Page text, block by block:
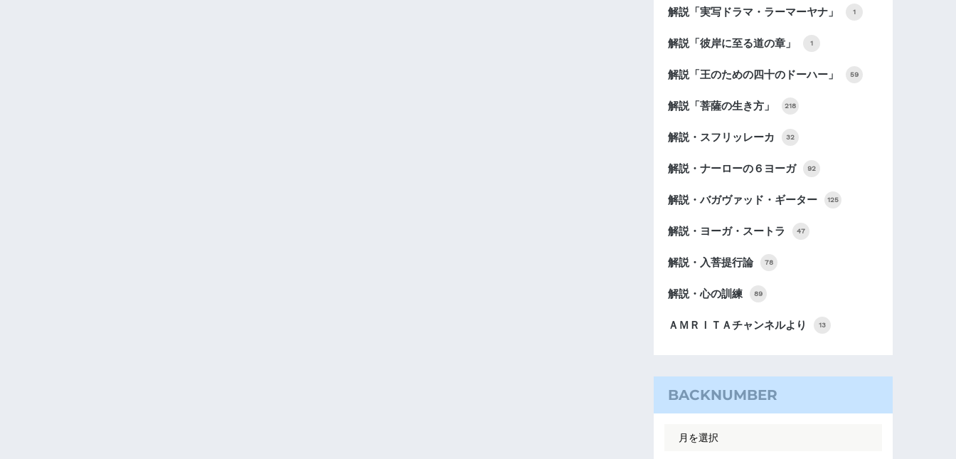
解説「実写ドラマ・ラーマーヤナ」 1
解説「彼岸に至る道の章」 1
解説「王のための四十のドーハー」 59
解説「菩薩の生き方」 218
解説・スフリッレーカ 32
解説・ナーローの６ヨーガ 92
解説・バガヴァッド・ギーター 125
解説・ヨーガ・スートラ 47
解説・入菩提行論 78
解説・心の訓練 89
ＡＭＲＩＴＡチャンネルより 13
BACKNUMBER